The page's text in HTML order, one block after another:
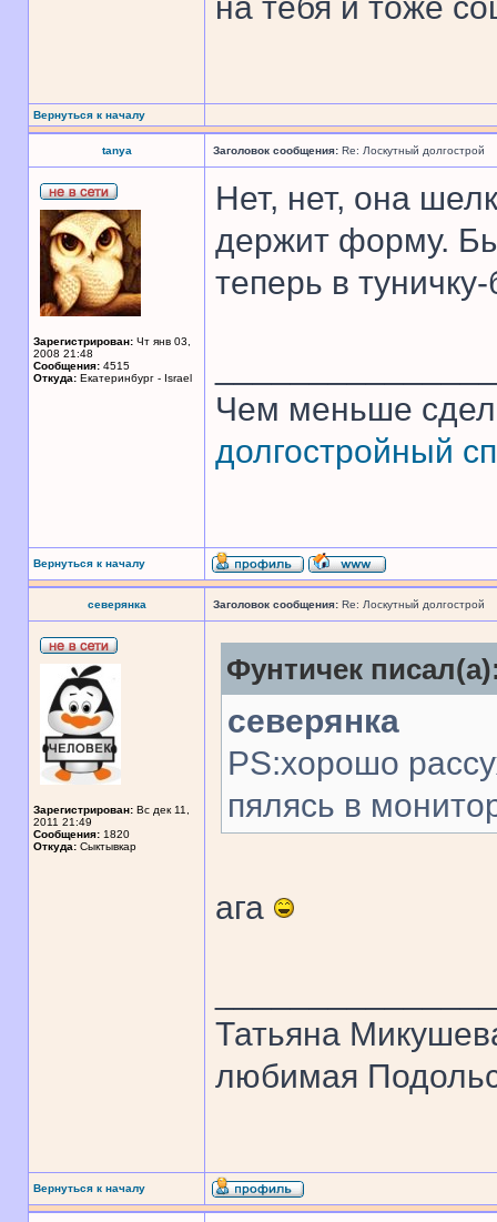
Вернуться к началу
tanya Заголовок сообщения: Re: Лоскутный долгострой
Зарегистрирован: Чт янв 03,
2008 21:48
Сообщения: 4515
Откуда: Екатеринбург - Israel
Нет, нет, она
держит форму.
теперь в
Чем меньше
долгостройный
Вернуться к началу
северянка Заголовок сообщения: Re: Лоскутный долгострой
Зарегистрирован: Вс дек 11,
2011 21:49
Сообщения: 1820
Откуда: Сыктывкар
Фунтичек
северянка
PS:хорошо
пялясь в
ага
Татьяна
любимая
Вернуться к началу